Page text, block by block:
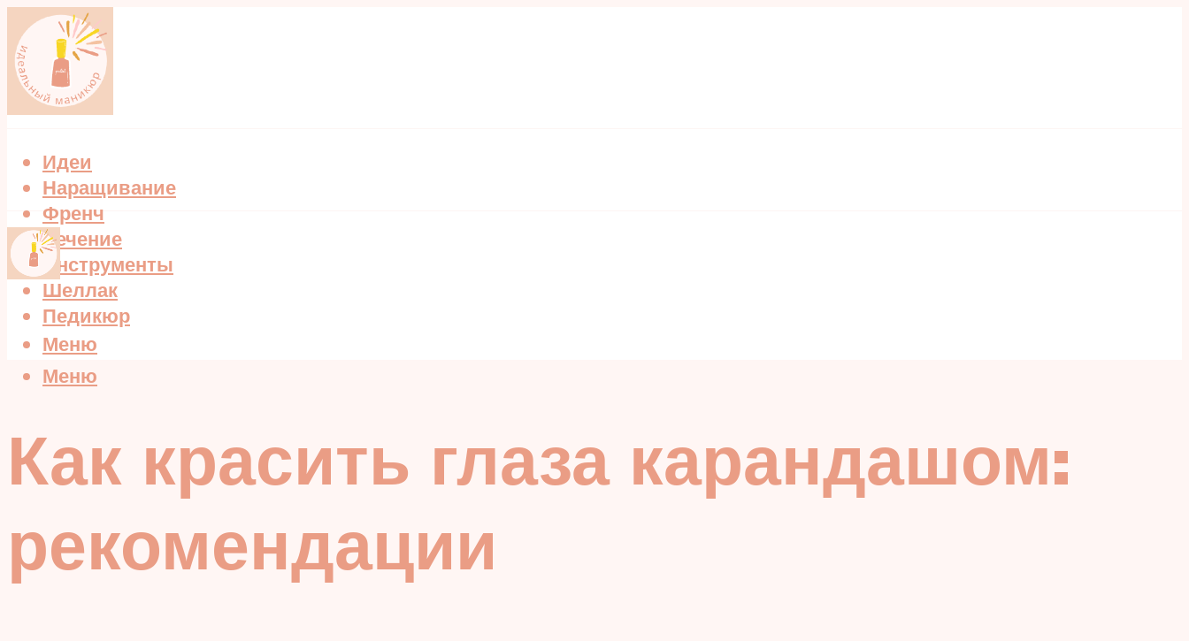
Идеи
Наращивание
Френч
Лечение
Инструменты
Шеллак
Педикюр
Меню
Меню
Как красить глаза карандашом:
рекомендации